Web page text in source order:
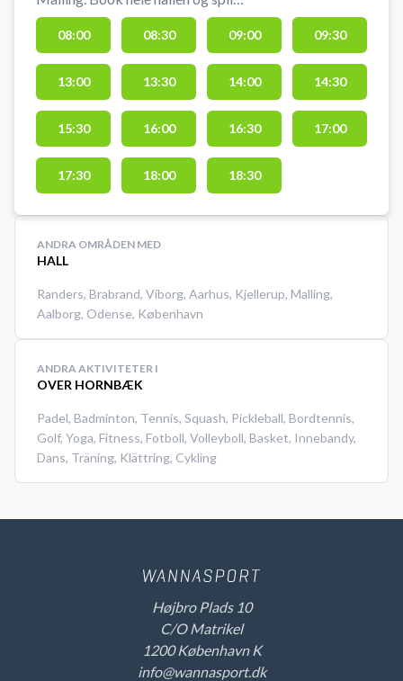
bl.a. volleyball, håndbold,
basketball, badminton eller
pickleball. BMI Hallen er
beliggende syd for Aarhus. Det er
nemt at komme til hallen og der er
gratis parkeringsmuligheder lige
foran hallen.
08:00 08:30 09:00 09:30
13:00 13:30 14:00 14:30
15:30 16:00 16:30 17:00
17:30 18:00 18:30
ANDRA OMRÅDEN MED
HALL
Randers, Brabrand, Viborg, Aarhus, Kjellerup, Malling,
Aalborg, Odense, København
ANDRA AKTIVITETER I
OVER HORNBÆK
Padel, Badminton, Tennis, Squash, Pickleball, Bordtennis,
Golf, Yoga, Fitness, Fotboll, Volleyboll, Basket, Innebandy,
Dans, Träning, Klättring, Cykling
Højbro Plads 10
C/O Matrikel
1200 København K
info@wannasport.dk